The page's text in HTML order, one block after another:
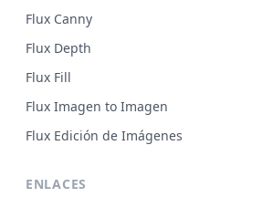
Flux Canny
Flux Depth
Flux Fill
Flux Imagen to Imagen
Flux Edición de Imágenes
ENLACES